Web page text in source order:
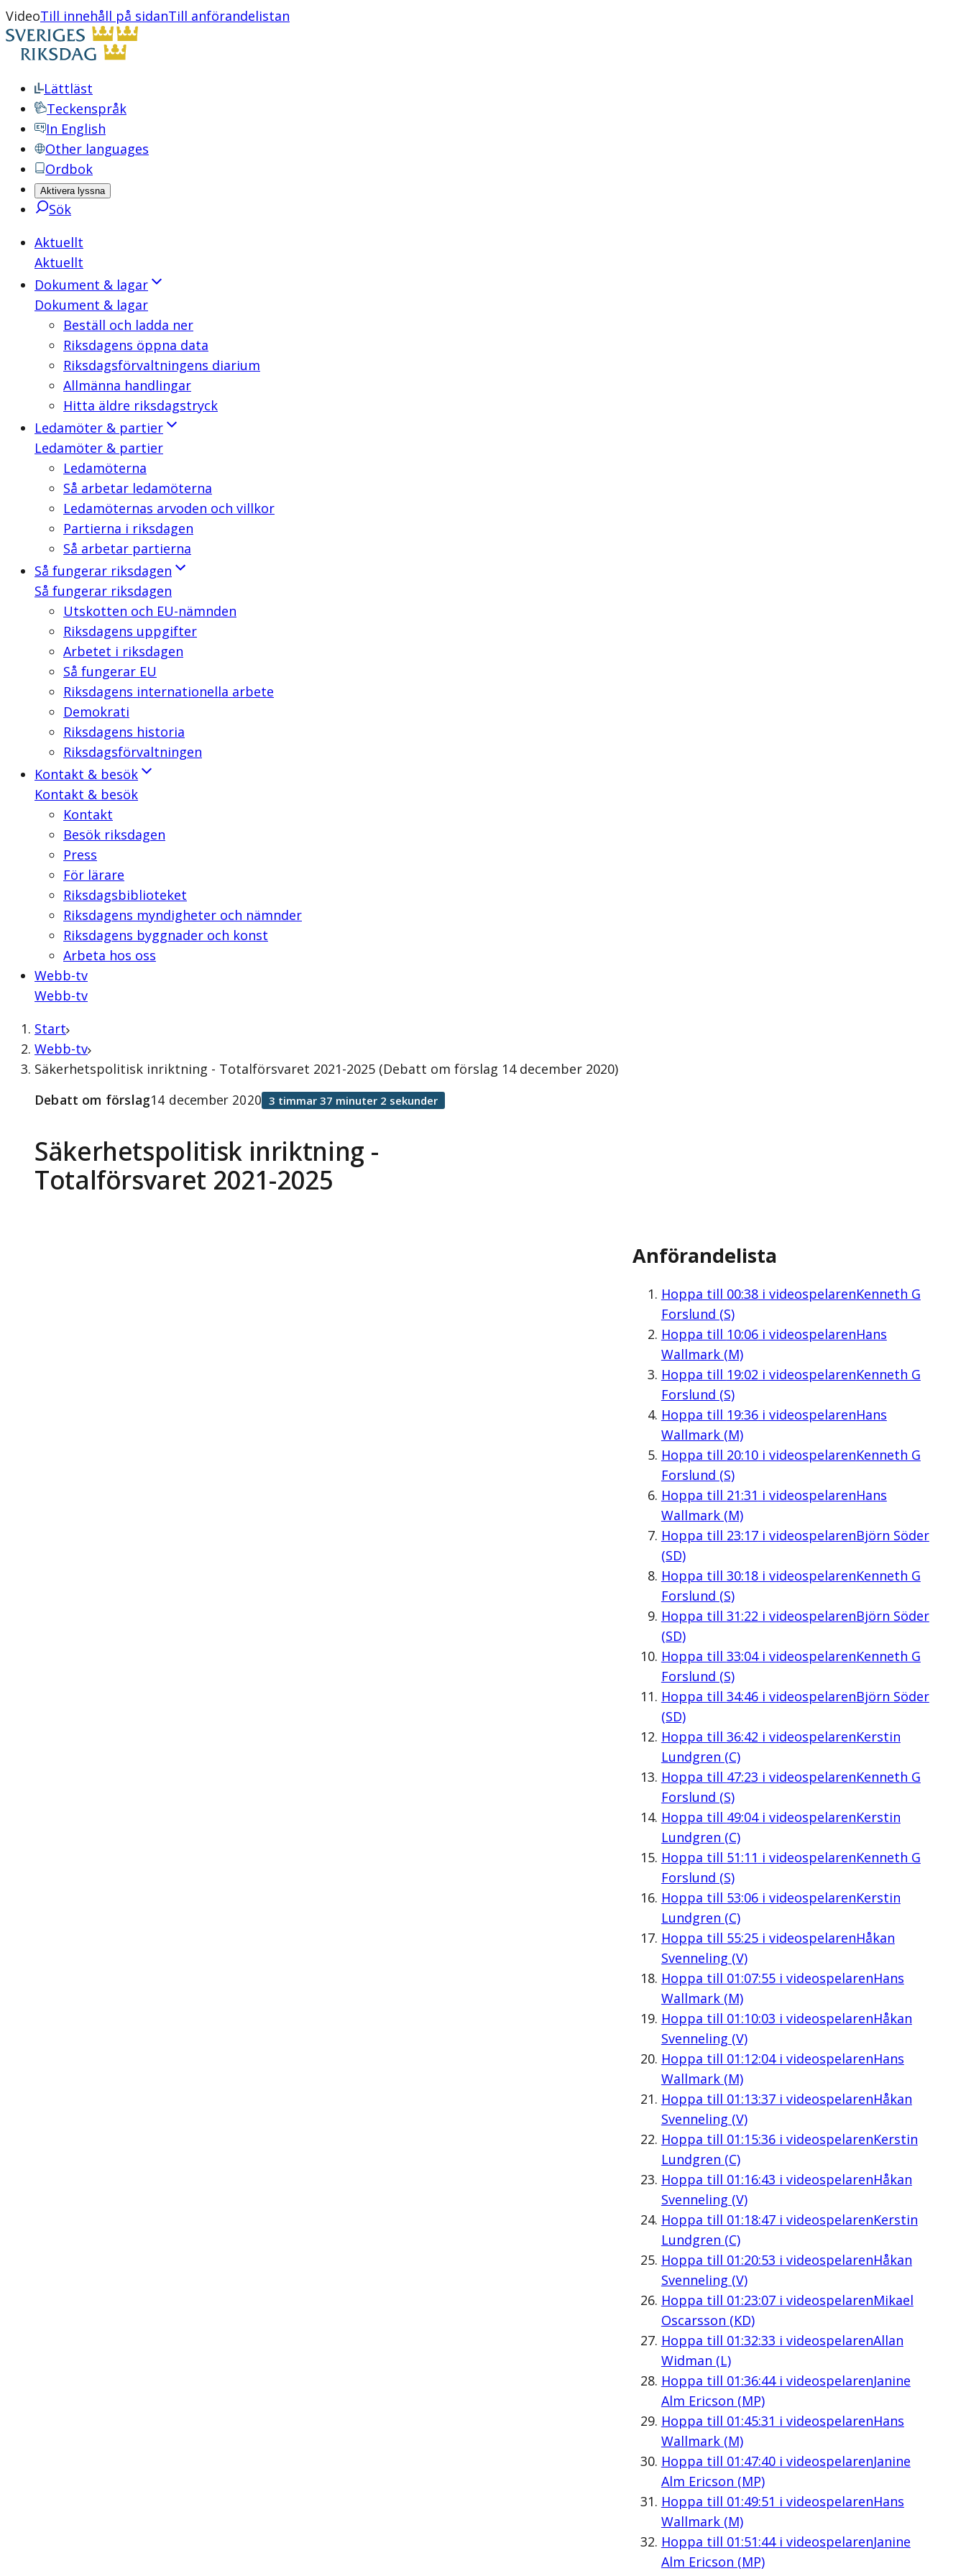
VideoTill innehåll på sidanTill anförandelistan
Lättläst
Teckenspråk
In English
Other languages
Ordbok
Aktivera lyssna
Sök
Aktuellt
Aktuellt
Dokument & lagar
Dokument & lagar
Beställ och ladda ner
Riksdagens öppna data
Riksdagsförvaltningens diarium
Allmänna handlingar
Hitta äldre riksdagstryck
Ledamöter & partier
Ledamöter & partier
Ledamöterna
Så arbetar ledamöterna
Ledamöternas arvoden och villkor
Partierna i riksdagen
Så arbetar partierna
Så fungerar riksdagen
Så fungerar riksdagen
Utskotten och EU-nämnden
Riksdagens uppgifter
Arbetet i riksdagen
Så fungerar EU
Riksdagens internationella arbete
Demokrati
Riksdagens historia
Riksdagsförvaltningen
Kontakt & besök
Kontakt & besök
Kontakt
Besök riksdagen
Press
För lärare
Riksdagsbiblioteket
Riksdagens myndigheter och nämnder
Riksdagens byggnader och konst
Arbeta hos oss
Webb-tv
Webb-tv
Start
Webb-tv
Säkerhetspolitisk inriktning - Totalförsvaret 2021-2025 (Debatt om förslag 14 december 2020)
Säkerhetspolitisk inriktning -
Totalförsvaret 2021-2025
Debatt om förslag14 december 2020 3 timmar 37 minuter 2 sekunder
Anförandelista
Hoppa till 00:38i videospelarenKenneth G
Forslund (S)
Hoppa till 10:06i videospelarenHans
Wallmark (M)
Hoppa till 19:02 i videospelarenKenneth G
Forslund (S)
Hoppa till 19:36i videospelarenHans
Wallmark (M)
Hoppa till 20:10i videospelarenKenneth G
Forslund (S)
Hoppa till 21:31 i videospelarenHans
Wallmark (M)
Hoppa till 23:17i videospelarenBjörn Söder
(SD)
Hoppa till 30:18i videospelarenKenneth G
Forslund (S)
Hoppa till 31:22 i videospelarenBjörn Söder
(SD)
Hoppa till 33:04i videospelarenKenneth G
Forslund (S)
Hoppa till 34:46i videospelarenBjörn Söder
(SD)
Hoppa till 36:42 i videospelarenKerstin
Lundgren (C)
Hoppa till 47:23 i videospelarenKenneth G
Forslund (S)
Hoppa till 49:04i videospelarenKerstin
Lundgren (C)
Hoppa till 51:11 i videospelarenKenneth G
Forslund (S)
Hoppa till 53:06i videospelarenKerstin
Lundgren (C)
Hoppa till 55:25i videospelarenHåkan
Svenneling (V)
Hoppa till 01:07:55i videospelarenHans
Wallmark (M)
Hoppa till 01:10:03 i videospelarenHåkan
Svenneling (V)
Hoppa till 01:12:04i videospelarenHans
Wallmark (M)
Hoppa till 01:13:37i videospelarenHåkan
Svenneling (V)
Hoppa till 01:15:36i videospelarenKerstin
Lundgren (C)
Hoppa till 01:16:43 i videospelarenHåkan
Svenneling (V)
Hoppa till 01:18:47i videospelarenKerstin
Lundgren (C)
Hoppa till 01:20:53 i videospelarenHåkan
Svenneling (V)
Hoppa till 01:23:07i videospelarenMikael
Oscarsson (KD)
Hoppa till 01:32:33 i videospelarenAllan
Widman (L)
Hoppa till 01:36:44i videospelarenJanine
Alm Ericson (MP)
Hoppa till 01:45:31 i videospelarenHans
Wallmark (M)
Hoppa till 01:47:40i videospelarenJanine
Alm Ericson (MP)
Hoppa till 01:49:51 i videospelarenHans
Wallmark (M)
Hoppa till 01:51:44i videospelarenJanine
Alm Ericson (MP)